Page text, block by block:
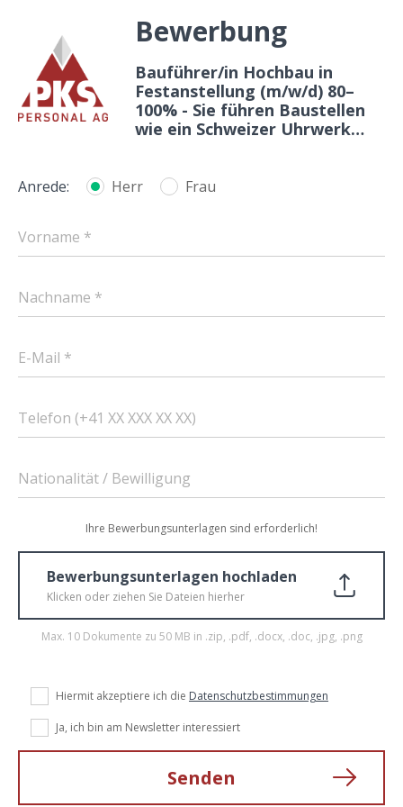
Bewerbung
Bauführer/in Hochbau in
Festanstellung (m/w/d) 80–
100% - Sie führen Baustellen
wie ein Schweizer Uhrwerk…
Anrede: Herr Frau
Vorname *
Nachname *
E-Mail *
Telefon (+41 XX XXX XX XX)
Nationalität / Bewilligung
Ihre Bewerbungsunterlagen sind erforderlich!
Bewerbungsunterlagen hochladen
Klicken oder ziehen Sie Dateien hierher
Max. 10 Dokumente zu 50 MB in .zip, .pdf, .docx, .doc, .jpg, .png
Hiermit akzeptiere ich die Datenschutzbestimmungen
Ja, ich bin am Newsletter interessiert
Senden